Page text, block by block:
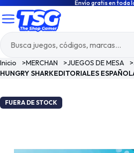
Envío gratis en toda
Inicio >MERCHAN >JUEGOS DE MESA >
HUNGRY SHARKEDITORIALES
FUERA DE STOCK